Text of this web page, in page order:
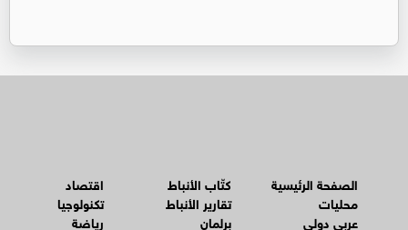
الصفحة الرئيسية
محليات
عربي دولي
كتّاب الأنباط
تقارير الأنباط
برلمان
اقتصاد
تكنولوجيا
رياضة